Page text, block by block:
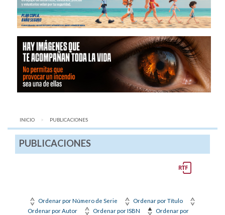
INICIO AQUÍ:
PUBLICACIONES
PUBLICACIONES
Ordenar por Número de Serie
Ordenar por Título
Ordenar por Autor
Ordenar por ISBN
Ordenar por